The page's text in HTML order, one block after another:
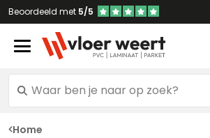
Beoordeeld met 5/5
Home